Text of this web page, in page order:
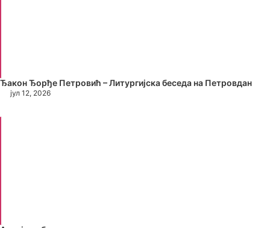
Ђакон Ђорђе Петровић – Литургијска беседа на Петровдан
јул 12, 2026